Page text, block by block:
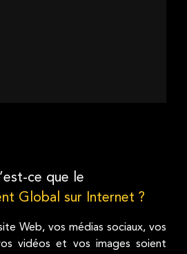
ce que le
Global sur Internet ?
Web, vos médias sociaux, vos
vidéos et vos images soient